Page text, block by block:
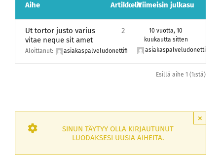
Aihe ArtikkelitViimeisin julkasu
Ut tortor justo varius
vitae neque sit amet
Aloittanut: asiakaspalveludonettifi
2
10 vuotta, 10
kuukautta sitten
asiakaspalveludonettifi
Esillä aihe 1 (1:stä)
×
SINUN TÄYTYY OLLA KIRJAUTUNUT
LUODAKSESI UUSIA AIHEITA.